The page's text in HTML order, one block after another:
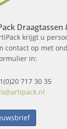
Draagtassen
krijgt u
contact op met
in:
717 30 35